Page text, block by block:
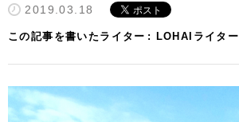
2019.03.18
この記事を書いたライター LOHAIライター